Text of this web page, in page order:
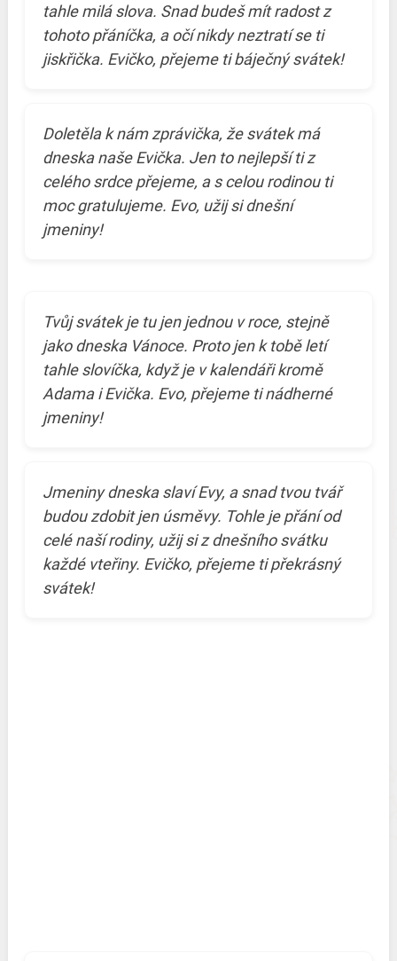
tahle milá slova. Snad budeš mít radost z
tohoto přáníčka, a očí nikdy neztratí se ti
jiskřička. Evičko, přejeme ti báječný svátek!
Doletěla k nám zprávička, že svátek má
dneska naše Evička. Jen to nejlepší ti z
celého srdce přejeme, a s celou rodinou ti
moc gratulujeme. Evo, užij si dnešní
jmeniny!
Tvůj svátek je tu jen jednou v roce, stejně
jako dneska Vánoce. Proto jen k tobě letí
tahle slovíčka, když je v kalendáři kromě
Adama i Evička. Evo, přejeme ti nádherné
jmeniny!
Jmeniny dneska slaví Evy, a snad tvou tvář
budou zdobit jen úsměvy. Tohle je přání od
celé naší rodiny, užij si z dnešního svátku
každé vteřiny. Evičko, přejeme ti překrásný
svátek!